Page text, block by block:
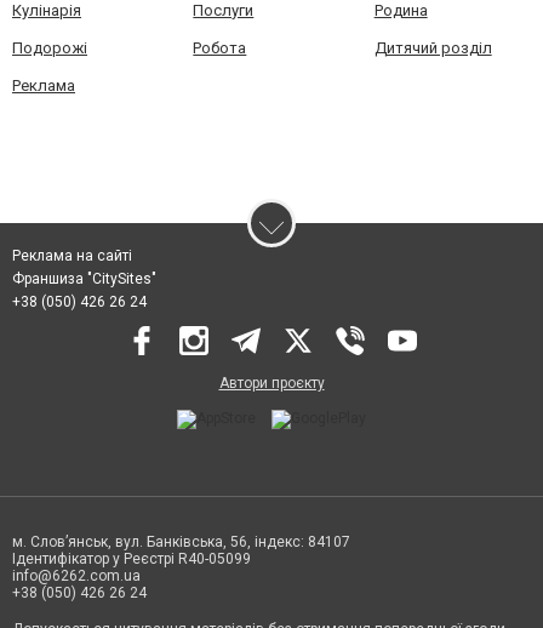
Кулінарія Послуги Родина
Подорожі Робота Дитячий розділ
Реклама
Реклама на сайті
Франшиза "CitySites"
+38 (050) 426 26 24
Автори проєкту
м. Слов’янськ, вул. Банківська, 56, індекс: 84107
Ідентифікатор у Реєстрі R40-05099
info@6262.com.ua
+38 (050) 426 26 24